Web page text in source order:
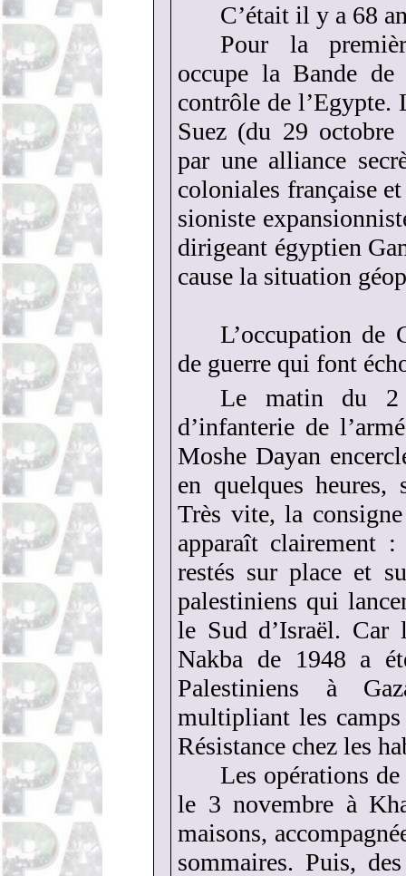
C’était il y a 68
Pour la
occupe la Bande
contrôle de l’Egypte.
Suez (du 29 octobre
par une alliance
coloniales française
sioniste
dirigeant égyptien
cause la situation
L’occupation de
de guerre qui font
Le matin du 2
d’infanterie de
Moshe Dayan
en quelques heures,
Très vite, la
apparaît clairement
restés sur place et
palestiniens qui
le Sud d’Israël. Car
Nakba de 1948 a
Palestiniens à
multipliant les
Résistance chez les
Les opérations
le 3 novembre à
maisons,
sommaires. Puis,